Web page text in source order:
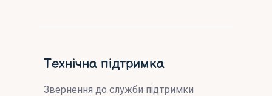
Технічна підтримка
Звернення до служби підтримки